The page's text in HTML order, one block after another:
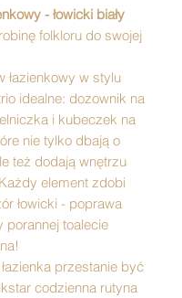
- łowicki biały
folkloru do swojej
łazienkowy w stylu
idealne: dozownik na
i kubeczek na
nie tylko dbają o
też dodają wnętrzu
element zdobi
łowicki - poprawa
porannej toalecie
przestanie być
codzienna rutyna